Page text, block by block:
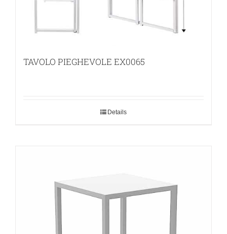
TAVOLO PIEGHEVOLE EX0065
Details